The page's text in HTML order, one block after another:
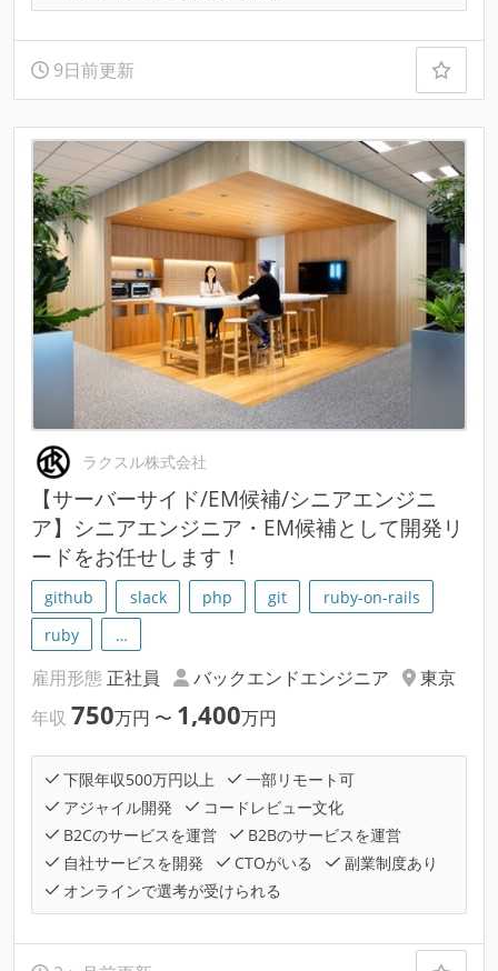
9日前更新
ラクスル株式会社
【サーバーサイド/EM候補/シニアエンジニ
ア】シニアエンジニア・EM候補として開発リ
ードをお任せします！
github slack php git
ruby-on-rails
ruby
…
雇用形態 正社員 バックエンドエンジニア
東京
年収 750万円 〜 1,400万円
下限年収500万円以上
一部リモート可
アジャイル開発
コードレビュー文化
B2Cのサービスを運営
B2Bのサービスを運営
自社サービスを開発
CTOがいる
副業制度あり
オンラインで選考が受けられる